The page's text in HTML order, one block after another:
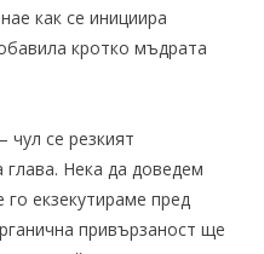
как се инициира
кротко мъдрата
чул се резкият
глава. Нека да доведем
екзекутираме пред
привързаност ще